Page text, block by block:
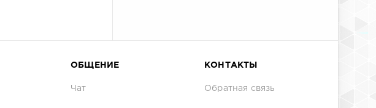
ОБЩЕНИЕ
Чат
КОНТАКТЫ
Обратная связь